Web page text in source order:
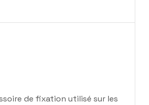
de fixation utilisé sur les